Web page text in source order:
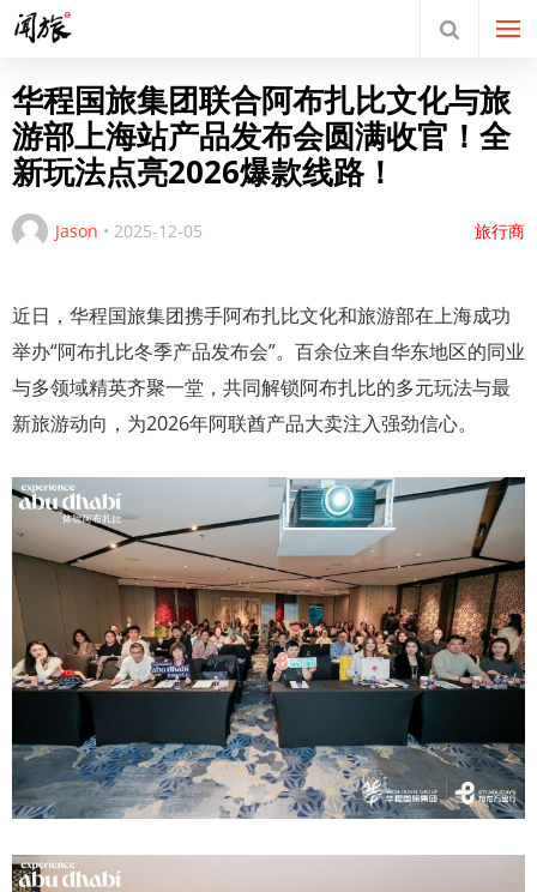
华程国旅集团联合阿布扎比文化与旅
游部上海站产品发布会圆满收官！全
新玩法点亮2026爆款线路！
Jason • 2025-12-05 旅行商
近日，华程国旅集团携手阿布扎比文化和旅游部在上海成功
举办“阿布扎比冬季产品发布会”。百余位来自华东地区的同业
与多领域精英齐聚一堂，共同解锁阿布扎比的多元玩法与最
新旅游动向，为2026年阿联酋产品大卖注入强劲信心。